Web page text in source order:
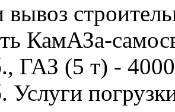
вывоз
КамАЗа-
ГАЗ (5 т) -
Услуги